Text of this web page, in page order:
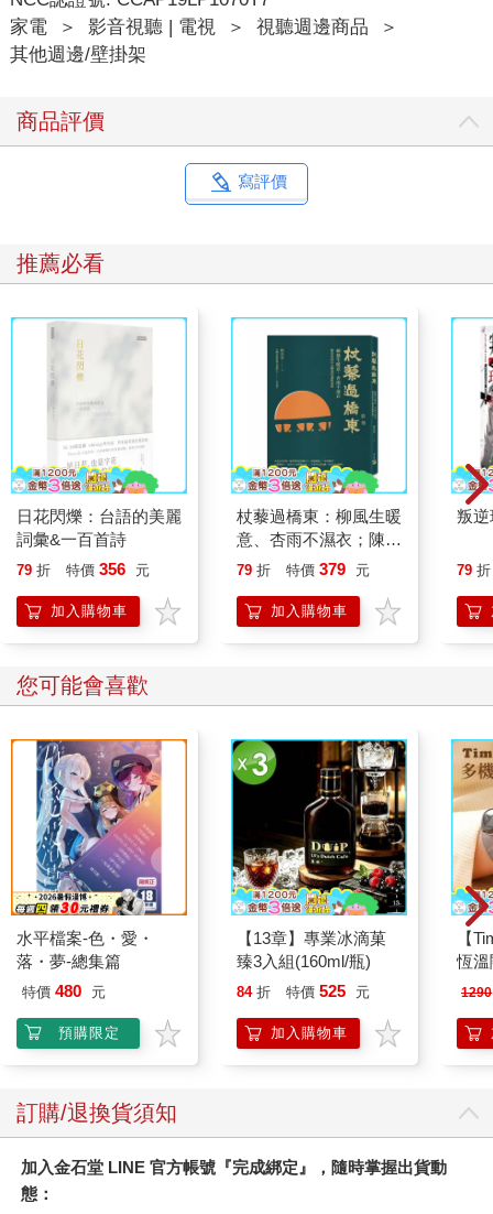
家電
＞ 影音視聽 | 電視 ＞ 視聽週邊商品
＞
其他週邊/壁掛架
商品評價
寫評價
推薦必看
日花閃爍：台語的美麗
詞彙&一百首詩
79 折 特價 356 元
加入購物車
杖藜過橋東：柳風生暖
意、杏雨不濕衣；陳亮
恭談以心轉境的適齡漫
79 折 特價 379 元
加入購物車
叛逆
79 折
您可能會喜歡
水平檔案-色・愛・
落・夢-總集篇
特價 480 元
預購限定
【13章】專業冰滴菓
臻3入組(160ml/瓶)
84 折 特價 525 元
加入購物車
【
恆
肩/
膝
1290
訂購/退換貨須知
加入金石堂 LINE 官方帳號『完成綁定』，隨時掌握出貨動
態：